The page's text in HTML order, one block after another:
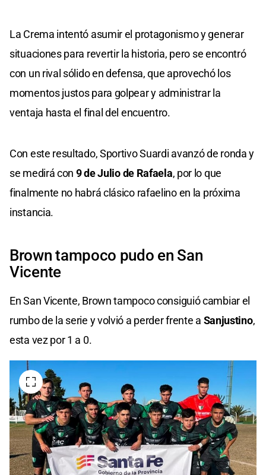
La Crema intentó asumir el protagonismo y generar
situaciones para revertir la historia, pero se encontró
con un rival sólido en defensa, que aprovechó los
momentos justos para golpear y administrar la
ventaja hasta el final del encuentro.
Con este resultado, Sportivo Suardi avanzó de ronda y
se medirá con 9 de Julio de Rafaela, por lo que
finalmente no habrá clásico rafaelino en la próxima
instancia.
Brown tampoco pudo en San
Vicente
En San Vicente, Brown tampoco consiguió cambiar el
rumbo de la serie y volvió a perder frente a Sanjustino,
esta vez por 1 a 0.